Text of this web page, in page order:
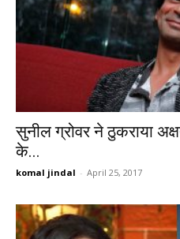
सुनील ग्रोवर ने ठुकराया
के...
komal jindal - April 25, 2017